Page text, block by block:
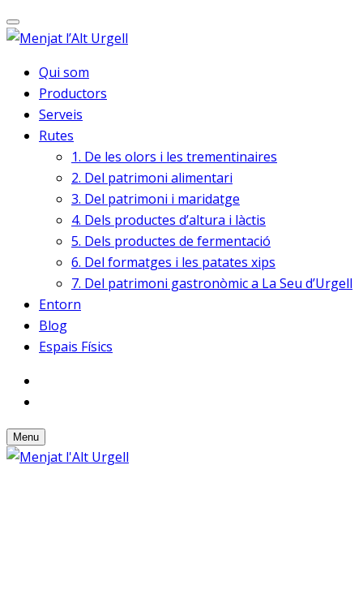
Qui som
Productors
Serveis
Rutes
1. De les olors i les trementinaires
2. Del patrimoni alimentari
3. Del patrimoni i maridatge
4. Dels productes d’altura i làctis
5. Dels productes de fermentació
6. Del formatges i les patates xips
7. Del patrimoni gastronòmic a La Seu d’Urgell
Entorn
Blog
Espais Físics
Menu